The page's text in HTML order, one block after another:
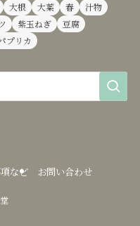
大根 大葉 春
汁物
紫玉ねぎ
豆腐
プリカ
など お問い合わせ